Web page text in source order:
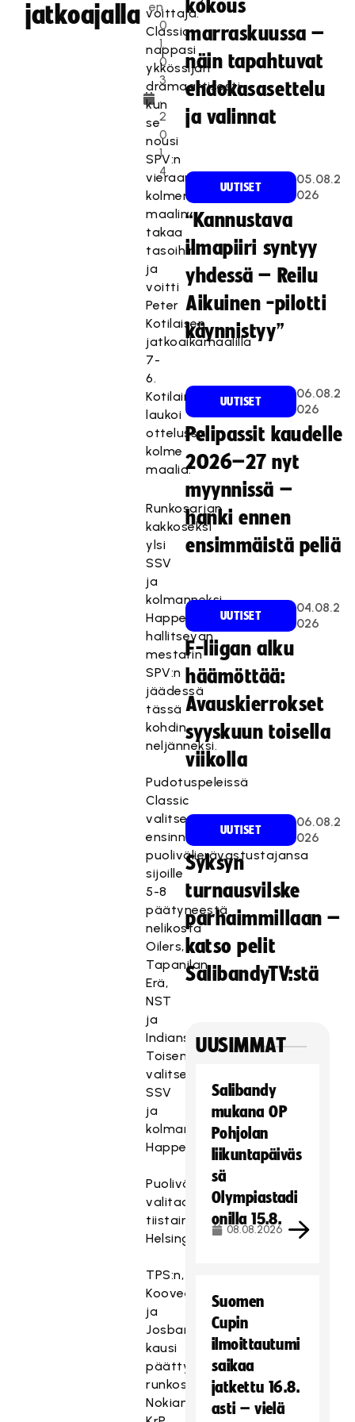
jatkoajalla en
0
1.
0
3
.
2
0
1
4
voittaja.
Classic
nappasi
ykkössijan
dramaattisesti
kun
se
nousi
SPV:n
vieraana
kolmen
maalin
takaa
tasoihin
ja
voitti
Peter
Kotilaisen
jatkoaikamaalilla
7-
6.
Kotilainen
laukoi
ottelussa
kolme
maalia.
Runkosarjan
kakkoseksi
ylsi
SSV
ja
kolmanneksi
Happee
hallitsevan
mestarin
SPV:n
jäädessä
tässä
kohdin
neljänneksi.
Pudotuspeleissä
Classic
valitsee
ensinnä
puolivälierävastustajansa
sijoille
5-8
päätyneestä
nelikosta
Oilers,
Tapanilan
Erä,
NST
ja
Indians.
Toisena
valitsee
SSV
ja
kolmantena
Happee.
Puolivälieräparit
valitaan
tiistaina
Helsingissä.
TPS:n,
Kooveen
ja
Josban
kausi
päättyi
runkosarjaan.
Nokian
kokous
marraskuussa –
näin tapahtuvat
ehdokasasettelu
ja valinnat
UUTISET
05.08.2
026
“Kannustava
ilmapiiri syntyy
yhdessä – Reilu
Aikuinen -pilotti
käynnistyy”
UUTISET
06.08.2
026
Pelipassit kaudelle
2026–27 nyt
myynnissä –
hanki ennen
ensimmäistä peliä
UUTISET
04.08.2
026
F-liigan alku
häämöttää:
Avauskierrokset
syyskuun toisella
viikolla
UUTISET
06.08.2
026
Syksyn
turnausvilske
parhaimmillaan –
katso pelit
SalibandyTV:stä
UUSIMMAT
Salibandy
mukana OP
Pohjolan
liikuntapäiväs
sä
Olympiastadi
onilla 15.8.
08.08.2026
Suomen
Cupin
ilmoittautumi
saikaa
jatkettu 16.8.
asti – vielä